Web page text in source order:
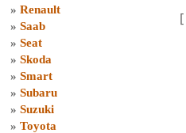
» Renault
» Saab
» Seat
» Skoda
» Smart
» Subaru
» Suzuki
» Toyota
[